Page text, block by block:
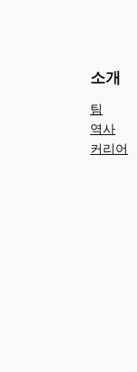
소개
팀
역사
커리어